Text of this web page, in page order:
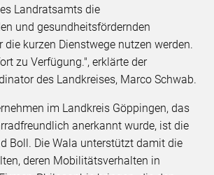
Landratsamts die
und gesundheitsfördernden
die kurzen Dienstwege nutzen werden.
zu Verfügung.", erklärte der
des Landkreises, Marco Schwab.
im Landkreis Göppingen, das
anerkannt wurde, ist die
Boll. Die Wala unterstützt damit die
deren Mobilitätsverhalten in